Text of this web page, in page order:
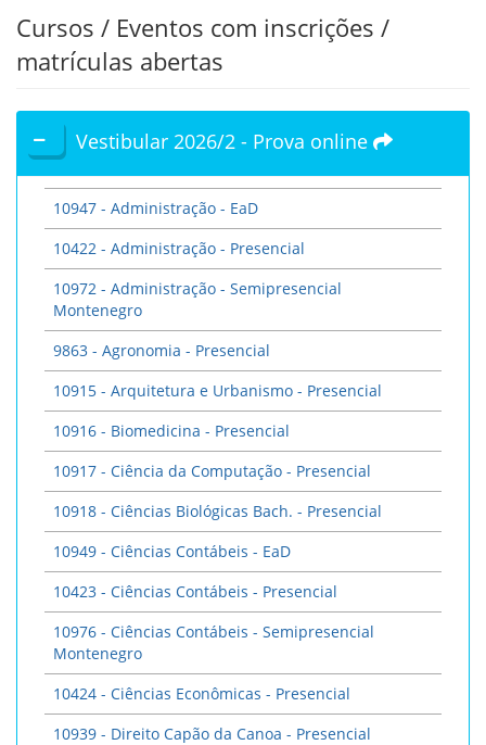
Cursos / Eventos com inscrições /
matrículas abertas
Vestibular 2026/2 - Prova online
10947 - Administração - EaD
10422 - Administração - Presencial
10972 - Administração - Semipresencial
Montenegro
9863 - Agronomia - Presencial
10915 - Arquitetura e Urbanismo - Presencial
10916 - Biomedicina - Presencial
10917 - Ciência da Computação - Presencial
10918 - Ciências Biológicas Bach. - Presencial
10949 - Ciências Contábeis - EaD
10423 - Ciências Contábeis - Presencial
10976 - Ciências Contábeis - Semipresencial
Montenegro
10424 - Ciências Econômicas - Presencial
10939 - Direito Capão da Canoa - Presencial